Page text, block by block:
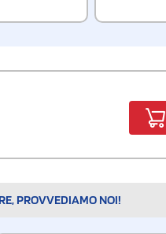
PROVVEDIAMO NOI!